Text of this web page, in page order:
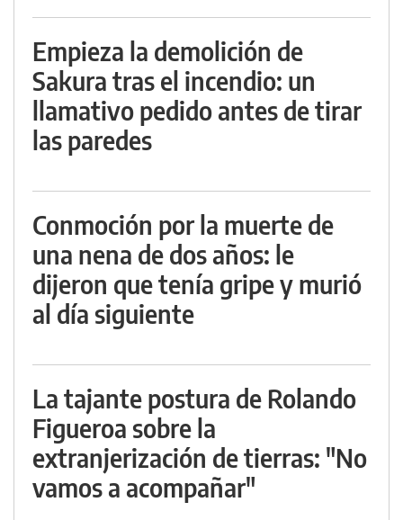
Empieza la demolición de
Sakura tras el incendio: un
llamativo pedido antes de tirar
las paredes
Conmoción por la muerte de
una nena de dos años: le
dijeron que tenía gripe y murió
al día siguiente
La tajante postura de Rolando
Figueroa sobre la
extranjerización de tierras: "No
vamos a acompañar"